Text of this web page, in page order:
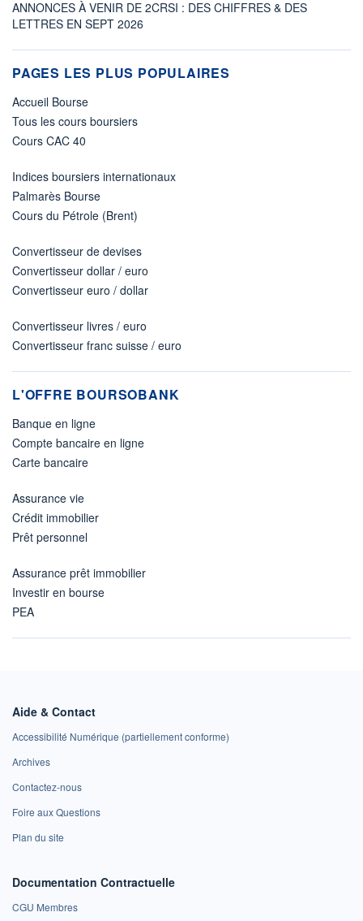
ANNONCES À VENIR DE 2CRSI : DES CHIFFRES & DES
LETTRES EN SEPT 2026
PAGES LES PLUS POPULAIRES
Accueil Bourse
Tous les cours boursiers
Cours CAC 40
Indices boursiers internationaux
Palmarès Bourse
Cours du Pétrole (Brent)
Convertisseur de devises
Convertisseur dollar / euro
Convertisseur euro / dollar
Convertisseur livres / euro
Convertisseur franc suisse / euro
L'OFFRE BOURSOBANK
Banque en ligne
Compte bancaire en ligne
Carte bancaire
Assurance vie
Crédit immobilier
Prêt personnel
Assurance prêt immobilier
Investir en bourse
PEA
Aide & Contact
Accessibilité Numérique (partiellement conforme)
Archives
Contactez-nous
Foire aux Questions
Plan du site
Documentation Contractuelle
CGU Membres